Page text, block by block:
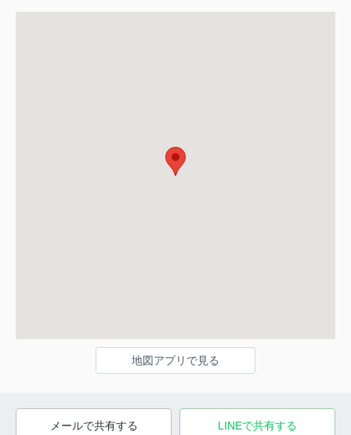
地図アプリで見る
メールで共有する LINEで共有する